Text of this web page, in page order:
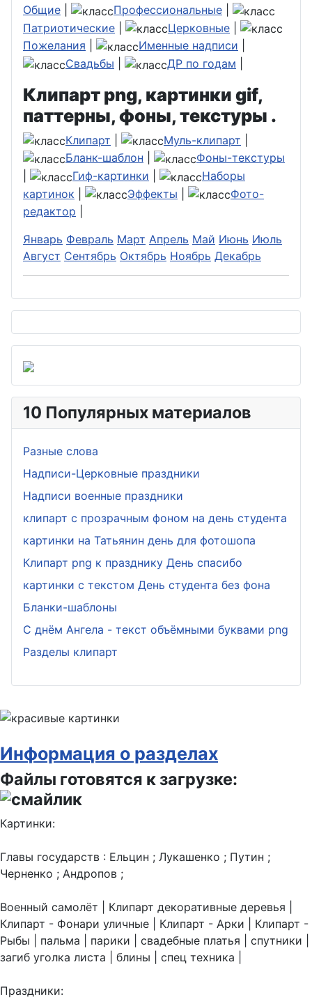
Общие
Профессиональные
Патриотические
Церковные
Пожелания
Именные надписи
Свадьбы
ДР по годам
Клипарт png, картинки gif,
паттерны, фоны, текстуры .
Клипарт Муль-клипарт
Бланк-шаблон
Фоны-текстуры
Гиф-картинки
Наборы
картинок
Эффекты
Фото-
редактор
Январь Февраль Март Апрель Май Июнь Июль
Август Сентябрь Октябрь Ноябрь Декабрь
10 Популярных материалов
Разные слова
Надписи-Церковные праздники
Надписи военные праздники
клипарт с прозрачным фоном на день студента
картинки на Татьянин день для фотошопа
Клипарт png к празднику День спасибо
картинки с текстом День студента без фона
Бланки-шаблоны
С днём Ангела - текст объёмными буквами png
Разделы клипарт
Информация о разделах
Файлы готовятся к загрузке:
Картинки:
Главы государств : Ельцин ; Лукашенко ; Путин ;
Черненко ; Андропов ;
Военный самолёт | Клипарт декоративные деревья |
Клипарт - Фонари уличные | Клипарт - Арки | Клипарт -
Рыбы | пальма | парики | свадебные платья | спутники |
загиб уголка листа | блины | спец техника |
Праздники: